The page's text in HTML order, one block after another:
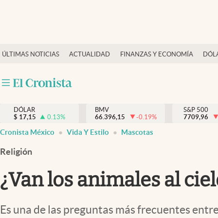
ÚLTIMAS NOTICIAS ACTUALIDAD FINANZAS Y ECONOMÍA
Actualidad
Internacionales
Opinión
Brand Strategy
Vida y estilo
Tv
DÓLAR
$ 17,15 0.13%
BMV
66.396,15
-0.19%
S&P 500
7709,96
Cronista México Vida Y Estilo Mascotas
Religión
¿Van los animales al
Es una de las preguntas más frecuentes